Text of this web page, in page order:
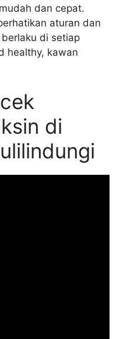
dan cepat.
aturan dan
di setiap
healthy, kawan
di